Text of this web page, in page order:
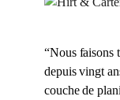
“Nous faisons
depuis vingt
couche de